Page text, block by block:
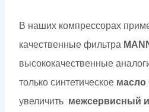
В наших компрессорах
качественные фильтра
высококачественные
только синтетическое масло
увеличить межсервисный